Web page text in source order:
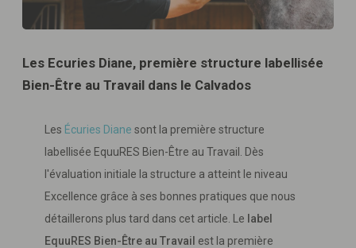
Les Ecuries Diane, première structure labellisée
Bien-Être au Travail dans le Calvados
Les Écuries Diane sont la première structure
labellisée EquuRES Bien-Être au Travail. Dès
l'évaluation initiale la structure a atteint le niveau
Excellence grâce à ses bonnes pratiques que nous
détaillerons plus tard dans cet article. Le label
EquuRES Bien-Être au Travail est la première